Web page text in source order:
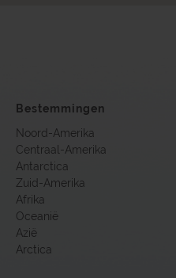
Bestemmingen
Noord-Amerika
Centraal-Amerika
Antarctica
Zuid-Amerika
Afrika
Oceanië
Azië
Arctica